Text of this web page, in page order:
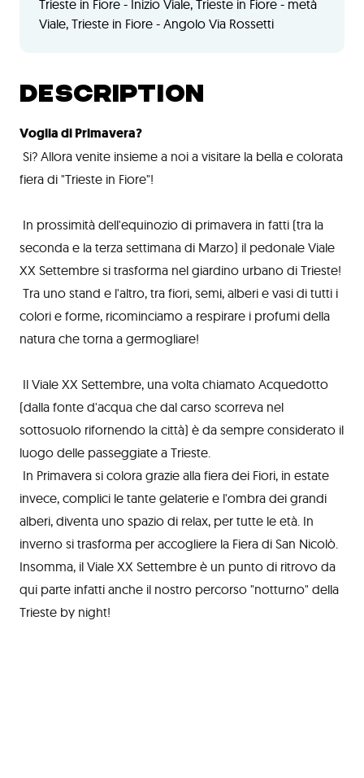
Trieste in Fiore - Inizio Viale, Trieste in Fiore - metà
Viale, Trieste in Fiore - Angolo Via Rossetti
DESCRIPTION
Voglia di Primavera?
Si? Allora venite insieme a noi a visitare la bella e colorata
fiera di "Trieste in Fiore"!
In prossimità dell'equinozio di primavera in fatti (tra la
seconda e la terza settimana di Marzo) il pedonale Viale
XX Settembre si trasforma nel giardino urbano di Trieste!
Tra uno stand e l'altro, tra fiori, semi, alberi e vasi di tutti i
colori e forme, ricominciamo a respirare i profumi della
natura che torna a germogliare!
Il Viale XX Settembre, una volta chiamato Acquedotto
(dalla fonte d'acqua che dal carso scorreva nel
sottosuolo rifornendo la città) è da sempre considerato il
luogo delle passeggiate a Trieste.
In Primavera si colora grazie alla fiera dei Fiori, in estate
invece, complici le tante gelaterie e l'ombra dei grandi
alberi, diventa uno spazio di relax, per tutte le età. In
inverno si trasforma per accogliere la Fiera di San Nicolò.
Insomma, il Viale XX Settembre è un punto di ritrovo da
qui parte infatti anche il nostro percorso "notturno" della
Trieste by night!